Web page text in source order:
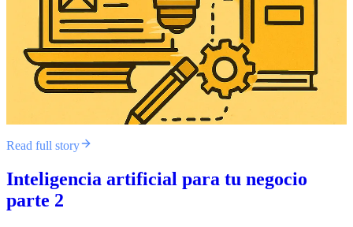
Read full story
Inteligencia artificial para tu negocio
parte 2